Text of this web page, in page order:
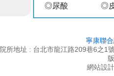
◎尿酸 ◎
寧康聯
院所地址 : 台北市龍江路209巷6之1
網站